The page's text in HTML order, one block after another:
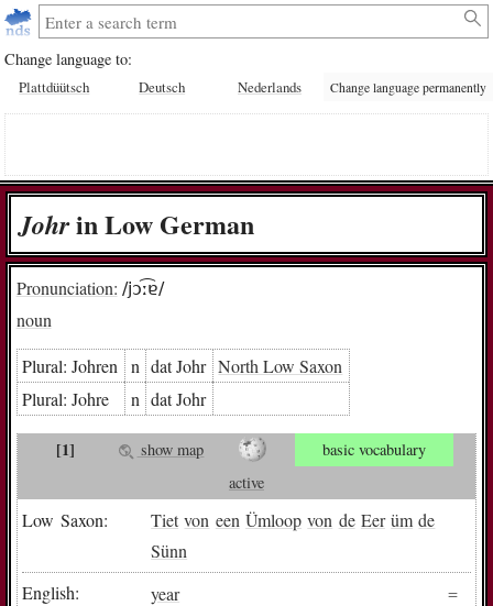
Change language to:
Plattdüütsch Deutsch Nederlands Change language permanently
Johrin Low German
Pronunciation: /jɔː͡ɐ/
noun
Plural:Joh­ren n dat Johr North Low Saxon
Plural:Joh­re n dat Johr
[1] show map
basic vocabulary
active
Low Saxon: Tiet von een Ümloop von de Eer üm de
Sünn
English:
year